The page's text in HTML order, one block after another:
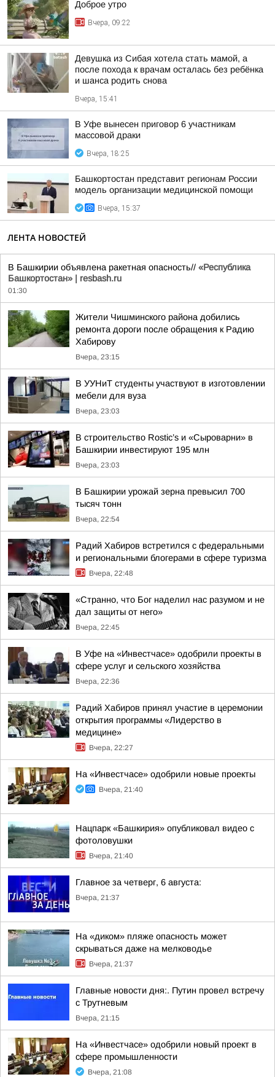
Доброе утро
Вчера, 09:22
Девушка из Сибая хотела стать мамой, а
после похода к врачам осталась без ребёнка
и шанса родить снова
Вчера, 15:41
В Уфе вынесен приговор 6 участникам
массовой драки
Вчера, 18:25
Башкортостан представит регионам России
модель организации медицинской помощи
Вчера, 15:37
ЛЕНТА НОВОСТЕЙ
В Башкирии объявлена ракетная опасность// «Республика
Башкортостан» | resbash.ru
01:30
Жители Чишминского района добились
ремонта дороги после обращения к Радию
Хабирову
Вчера, 23:15
В УУНиТ студенты участвуют в изготовлении
мебели для вуза
Вчера, 23:03
В строительство Rostic’s и «Сыроварни» в
Башкирии инвестируют 195 млн
Вчера, 23:03
В Башкирии урожай зерна превысил 700
тысяч тонн
Вчера, 22:54
Радий Хабиров встретился с федеральными
и региональными блогерами в сфере туризма
Вчера, 22:48
«Странно, что Бог наделил нас разумом и не
дал защиты от него»
Вчера, 22:45
В Уфе на «Инвестчасе» одобрили проекты в
сфере услуг и сельского хозяйства
Вчера, 22:36
Радий Хабиров принял участие в церемонии
открытия программы «Лидерство в
медицине»
Вчера, 22:27
На «Инвестчасе» одобрили новые проекты
Вчера, 21:40
Нацпарк «Башкирия» опубликовал видео с
фотоловушки
Вчера, 21:40
Главное за четверг, 6 августа:
Вчера, 21:37
На «диком» пляже опасность может
скрываться даже на мелководье
Вчера, 21:37
Главные новости дня:. Путин провел встречу
с Трутневым
Вчера, 21:15
На «Инвестчасе» одобрили новый проект в
сфере промышленности
Вчера, 21:08